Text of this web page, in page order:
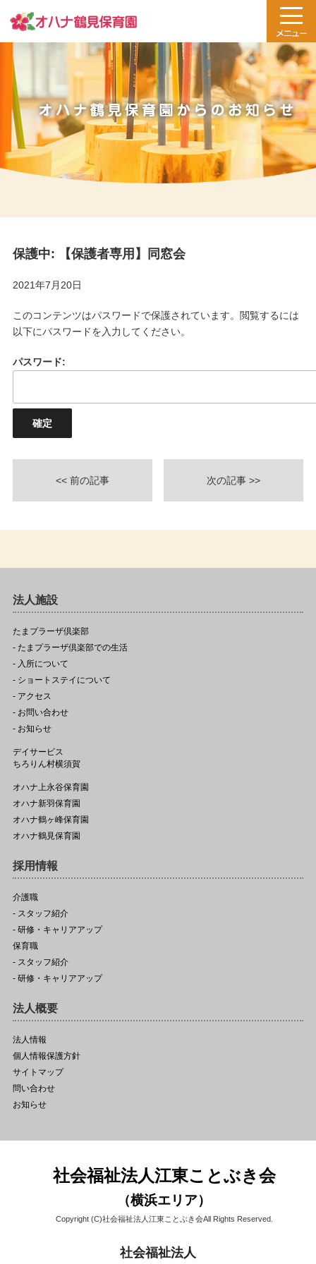
保護中: 【保護者専用】同窓会
2021年7月20日
このコンテンツはパスワードで保護されています。閲覧するには
以下にパスワードを入力してください。
パスワード:
<< 前の記事 次の記事 >>
法人施設
たまプラーザ倶楽部
- たまプラーザ倶楽部での生活
- 入所について
- ショートステイについて
- アクセス
- お問い合わせ
- お知らせ
デイサービス
ちろりん村横須賀
オハナ上永谷保育園
オハナ新羽保育園
オハナ鶴ヶ峰保育園
オハナ鶴見保育園
採用情報
介護職
- スタッフ紹介
- 研修・キャリアアップ
保育職
- スタッフ紹介
- 研修・キャリアアップ
法人概要
法人情報
個人情報保護方針
サイトマップ
問い合わせ
お知らせ
社会福祉法人江東ことぶき会
（横浜エリア）
Copyright (C)社会福祉法人江東ことぶき会All Rights Reserved.
社会福祉法人